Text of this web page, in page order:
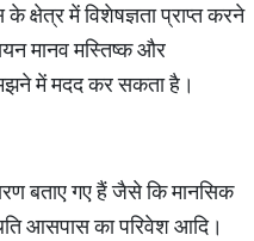
के क्षेत्र में विशेषज्ञता प्राप्त करने
मानव मस्तिष्क और
में मदद कर सकता है।
बताए गए हैं जैसे कि मानसिक
आसपास का परिवेश आदि।